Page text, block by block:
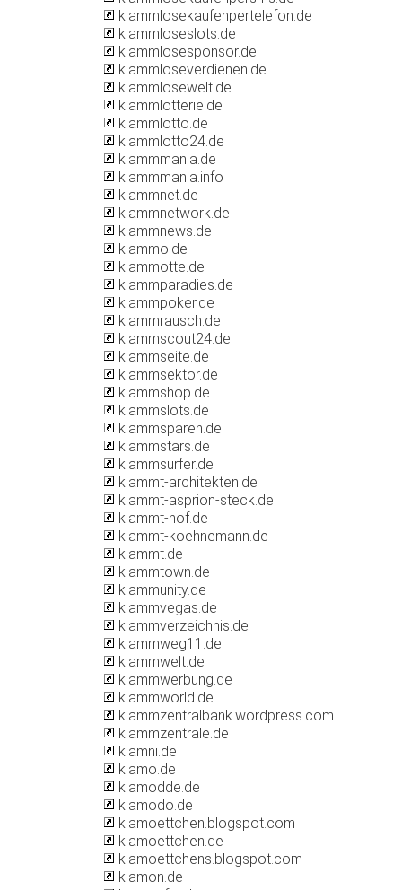
klammlosekaufenpertelefon.de
klammloseslots.de
klammlosesponsor.de
klammloseverdienen.de
klammlosewelt.de
klammlotterie.de
klammlotto.de
klammlotto24.de
klammmania.de
klammmania.info
klammnet.de
klammnetwork.de
klammnews.de
klammo.de
klammotte.de
klammparadies.de
klammpoker.de
klammrausch.de
klammscout24.de
klammseite.de
klammsektor.de
klammshop.de
klammslots.de
klammsparen.de
klammstars.de
klammsurfer.de
klammt-architekten.de
klammt-asprion-steck.de
klammt-hof.de
klammt-koehnemann.de
klammt.de
klammtown.de
klammunity.de
klammvegas.de
klammverzeichnis.de
klammweg11.de
klammwelt.de
klammwerbung.de
klammworld.de
klammzentralbank.wordpress.com
klammzentrale.de
klamni.de
klamo.de
klamodde.de
klamodo.de
klamoettchen.blogspot.com
klamoettchen.de
klamoettchens.blogspot.com
klamon.de